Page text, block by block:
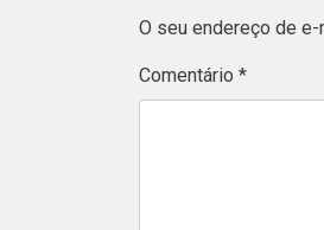
O seu endereço de
Comentário *